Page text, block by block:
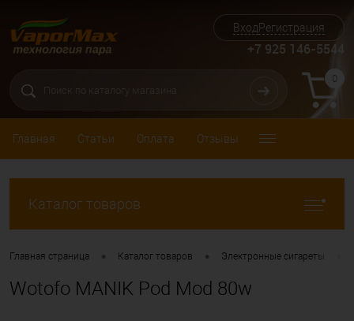
ВходРегистрация
+7 925 146-5544
0
Главная Статьи Оплата Отзывы
Каталог товаров
Главная страница • Каталог товаров • Электронные сигареты
Wotofo MANIK Pod Mod 80w